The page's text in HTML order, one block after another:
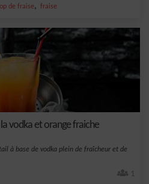
de fraise, fraise
vodka et orange fraiche
à base de vodka plein de fraîcheur et de
1